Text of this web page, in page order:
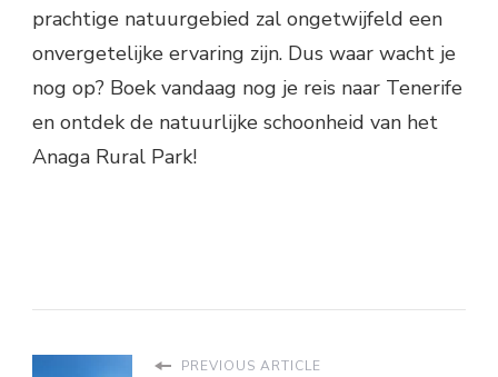
prachtige natuurgebied zal ongetwijfeld een
onvergetelijke ervaring zijn. Dus waar wacht je
nog op? Boek vandaag nog je reis naar Tenerife
en ontdek de natuurlijke schoonheid van het
Anaga Rural Park!
PREVIOUS ARTICLE